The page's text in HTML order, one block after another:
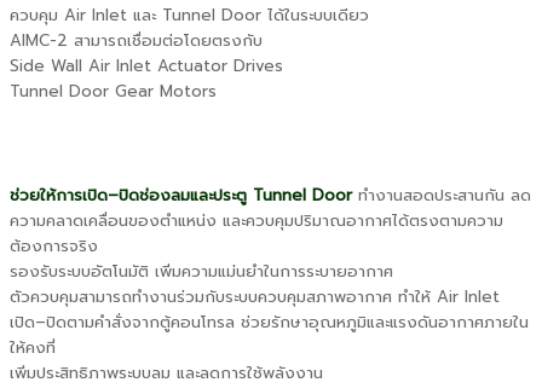
ควบคุม Air Inlet และ Tunnel Door ได้ในระบบเดียว
AIMC-2 สามารถเชื่อมต่อโดยตรงกับ
Side Wall Air Inlet Actuator Drives
Tunnel Door Gear Motors
ช่วยให้การเปิด–ปิดช่องลมและประตู Tunnel Door ทำงานสอดประสานกัน ลด
ความคลาดเคลื่อนของตำแหน่ง และควบคุมปริมาณอากาศได้ตรงตามความ
ต้องการจริง
รองรับระบบอัตโนมัติ เพิ่มความแม่นยำในการระบายอากาศ
ตัวควบคุมสามารถทำงานร่วมกับระบบควบคุมสภาพอากาศ ทำให้ Air Inlet
เปิด–ปิดตามคำสั่งจากตู้คอนโทรล ช่วยรักษาอุณหภูมิและแรงดันอากาศภายใน
ให้คงที่
เพิ่มประสิทธิภาพระบบลม และลดการใช้พลังงาน